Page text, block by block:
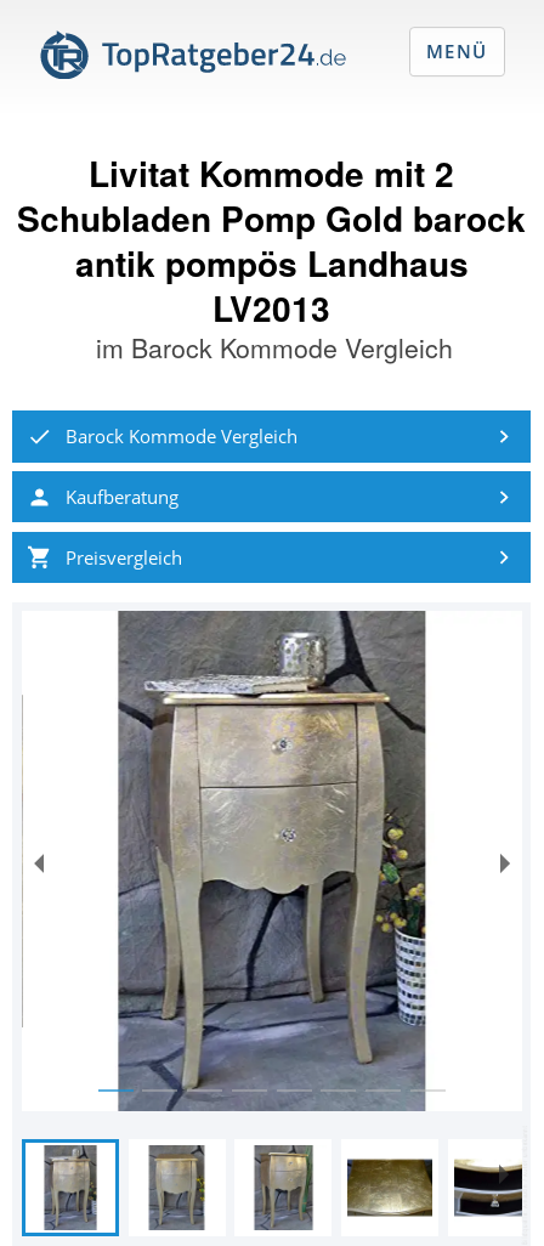
Livitat Kommode mit 2
Schubladen Pomp Gold barock
antik pompös Landhaus
LV2013
im Barock Kommode Vergleich
Barock Kommode Vergleich
Kaufberatung
Preisvergleich
MENÜ